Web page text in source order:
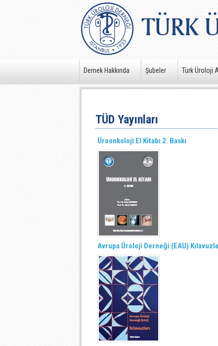
Dernek Hakkında Şubeler Türk Üroloji
TÜD Yayınları
Üroonkoloji El Kitabı 2. Baskı
Avrupa Üroloji Derneği (EAU)